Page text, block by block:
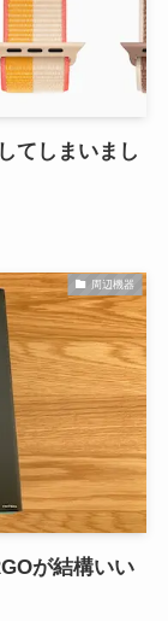
てしまいまし
周辺機器
が結構いい